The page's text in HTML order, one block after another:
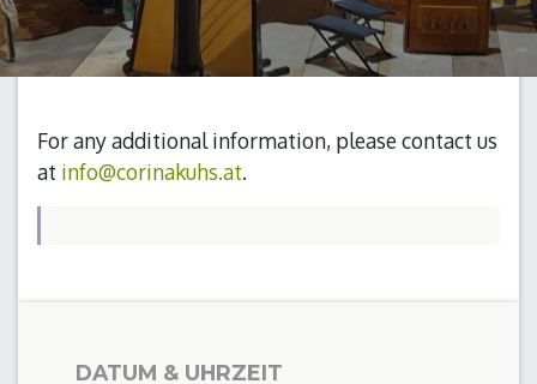
For any additional information, please contact us
at info@corinakuhs.at.
DATUM & UHRZEIT